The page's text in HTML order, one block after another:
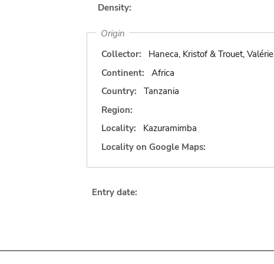
Density:
Origin
Collector:
Haneca, Kristof & Trouet, Valérie
Continent:
Africa
Country:
Tanzania
Region:
Locality:
Kazuramimba
Locality on Google Maps:
Entry date: